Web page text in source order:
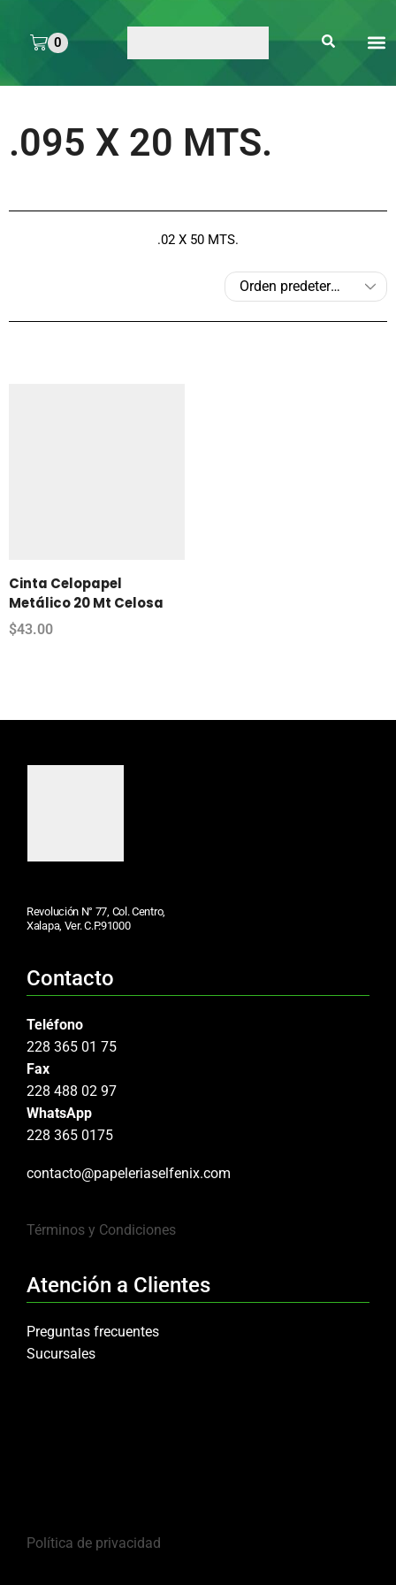
0
.095 X 20 MTS.
.02 X 50 MTS.
Cinta Celopapel
Metálico 20 Mt Celosa
$43.00
Revolución N° 77, Col. Centro,
Xalapa, Ver. C.P.91000
Contacto
Teléfono
228 365 01 75
Fax
228 488 02 97
WhatsApp
228 365 0175
contacto@papeleriaselfenix.com
Términos y Condiciones
Atención a Clientes
Preguntas frecuentes
Sucursales
Política de privacidad